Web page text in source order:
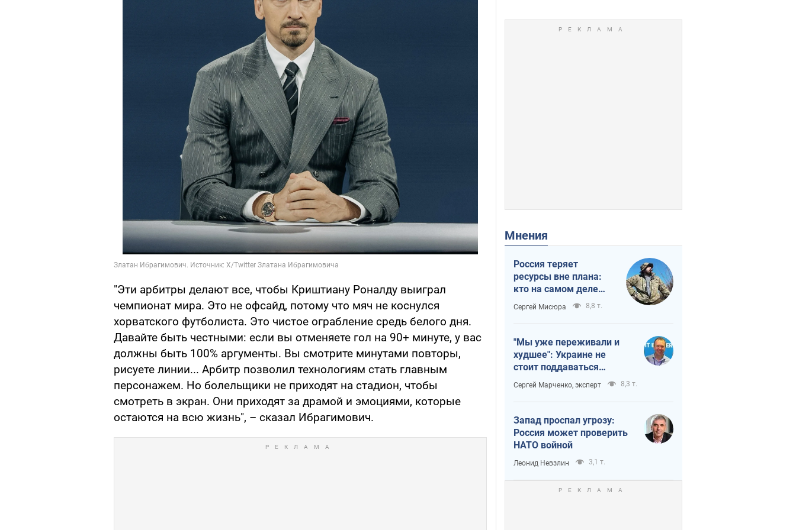
"Эти арбитры делают все, чтобы Криштиану Роналду выиграл
чемпионат мира. Это не офсайд, потому что мяч не коснулся
хорватского футболиста. Это чистое ограбление средь белого дня.
Давайте быть честными: если вы отменяете гол на 90+ минуте, у вас
должны быть 100% аргументы. Вы смотрите минутами повторы,
рисуете линии... Арбитр позволил технологиям стать главным
персонажем. Но болельщики не приходят на стадион, чтобы
смотреть в экран. Они приходят за драмой и эмоциями, которые
остаются на всю жизнь", – сказал Ибрагимович.
Мнения
Россия теряет
ресурсы вне плана:
кто на самом деле
диктует темп войны
Сергей Мисюра 8,8 т.
"Мы уже переживали и
худшее": Украине не
стоит поддаваться
отчаянию из-за
ракетного террора
Сергей Марченко, эксперт 8,3 т.
Запад проспал угрозу:
Россия может проверить
НАТО войной
Леонид Невзлин 3,1 т.